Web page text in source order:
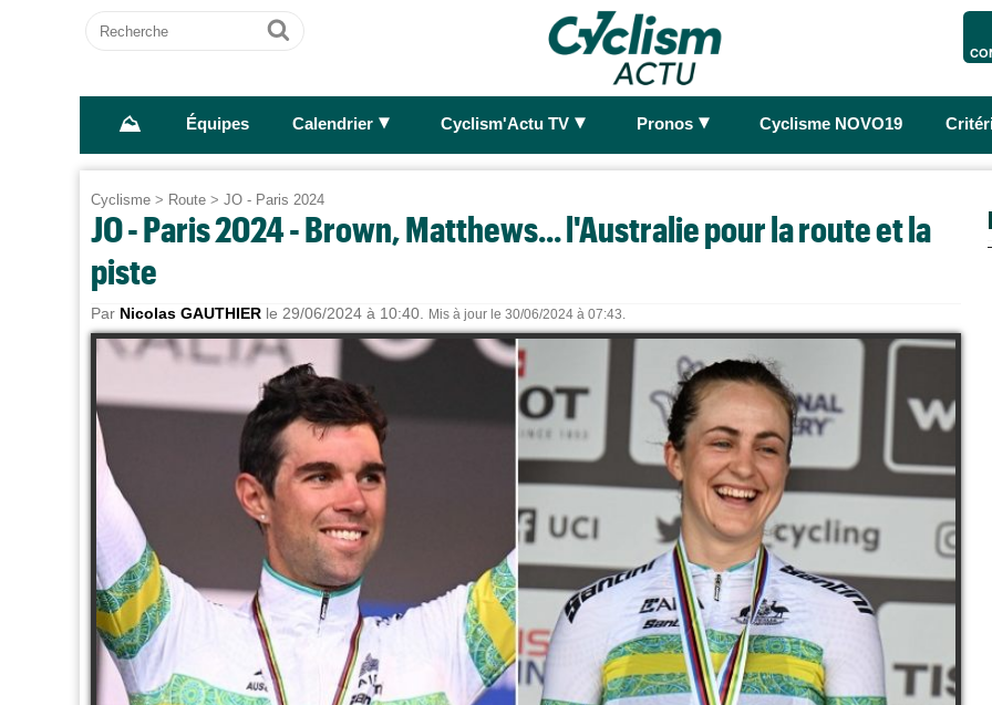
Recherche
Ok
⛰ Équipes Calendrier ► Cyclism'Actu TV ► Pronos ► Cyclisme NOVO19
Cyclisme > Route > JO - Paris 2024
JO - Paris 2024 - Brown, Matthews... l'Australie pour la route et la
piste
Par Nicolas GAUTHIER le 29/06/2024 à 10:40. Mis à jour le 30/06/2024 à 07:43.